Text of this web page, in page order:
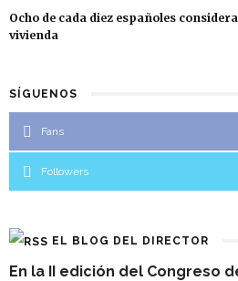
Ocho de cada diez españoles
vivienda
SÍGUENOS
Fans
Followers
EL BLOG DEL DIRECTOR
En la II edición del Congreso